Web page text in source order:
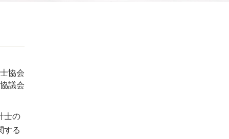
協会
議会
士の
する